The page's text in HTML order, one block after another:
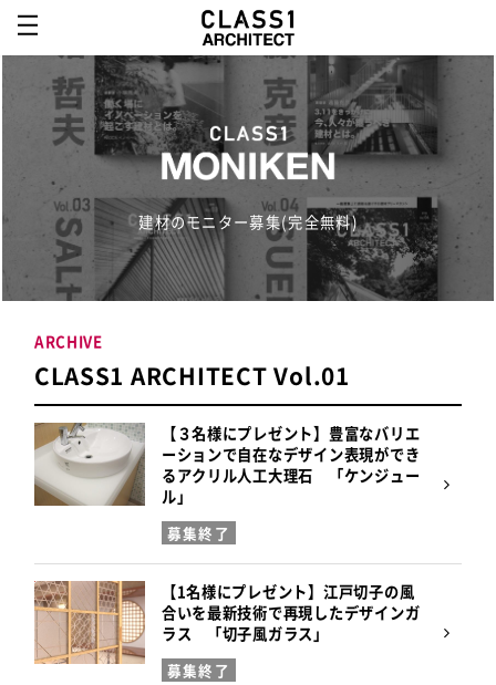
建材のモニター募集(完全無料)
CLASS1 ARCHITECT Vol.01
ARCHIVE
【３名様にプレゼント】豊富なバリエ
ーションで自在なデザイン表現ができ
るアクリル人工大理石 「ケンジュー
ル」
募集終了
【1名様にプレゼント】江戸切子の風
合いを最新技術で再現したデザインガ
ラス 「切子風ガラス」
募集終了